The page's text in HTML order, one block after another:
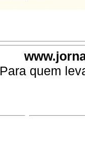
Para quem